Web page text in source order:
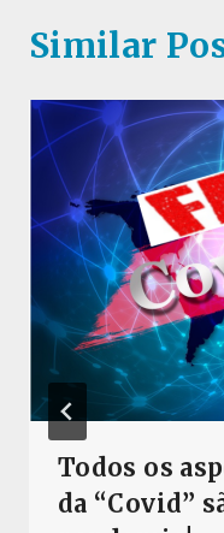
Similar
Todos os
da “Covid”